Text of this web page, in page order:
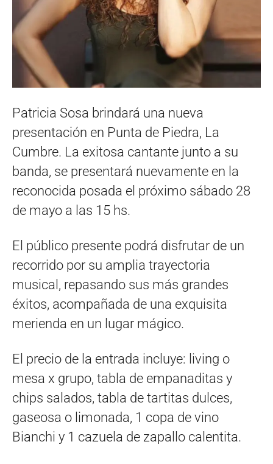
Patricia Sosa brindará una nueva
presentación en Punta de Piedra, La
Cumbre. La exitosa cantante junto a su
banda, se presentará nuevamente en la
reconocida posada el próximo sábado 28
de mayo a las 15 hs.
El público presente podrá disfrutar de un
recorrido por su amplia trayectoria
musical, repasando sus más grandes
éxitos, acompañada de una exquisita
merienda en un lugar mágico.
El precio de la entrada incluye: living o
mesa x grupo, tabla de empanaditas y
chips salados, tabla de tartitas dulces,
gaseosa o limonada, 1 copa de vino
Bianchi y 1 cazuela de zapallo calentita.